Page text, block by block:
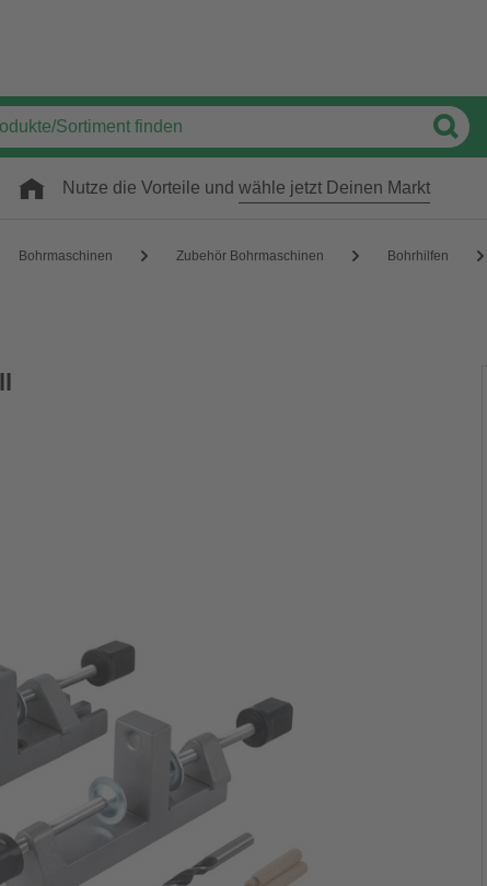
Nutze die Vorteile und wähle jetzt Deinen Markt
Bohrmaschinen Zubehör Bohrmaschinen Bohrhilfen